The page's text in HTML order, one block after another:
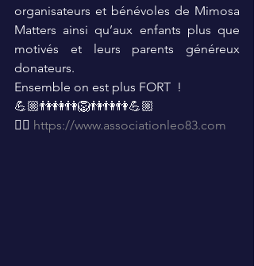
organisateurs et bénévoles de Mimosa
Matters ainsi qu’aux enfants plus que
motivés et leurs parents généreux
donateurs.
Ensemble on est plus FORT  !
💪🏼👫👭👫🦁👫👫👫💪🏼
👉🏼 https://www.associationleo83.com